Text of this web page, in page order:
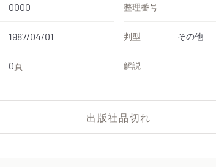
0000 整理番号
1987/04/01 判型 その他
0頁 解説
出版社品切れ